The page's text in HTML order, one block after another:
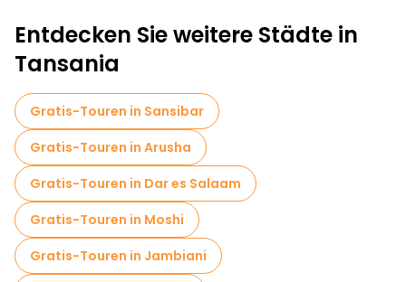
Sportaktivitäten in Kilimanjaro
Markttouren in Kilimanjaro
Lokale Verkostungstouren in Kilimanjaro
Kostenlose Tagesausflüge in Kilimanjaro
Fahrradtouren in Kilimanjaro
Food-Touren in Kilimanjaro
Entdecken Sie weitere Städte in
Tansania
Gratis-Touren in Sansibar
Gratis-Touren in Arusha
Gratis-Touren in Dar es Salaam
Gratis-Touren in Moshi
Gratis-Touren in Jambiani